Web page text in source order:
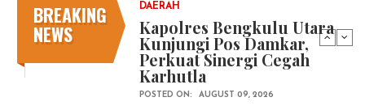
BREAKING
NEWS
DAERAH
Kapolres Bengkulu Utara
Kunjungi Pos Damkar,
Perkuat Sinergi Cegah
Karhutla
POSTED ON: AUGUST 09, 2026